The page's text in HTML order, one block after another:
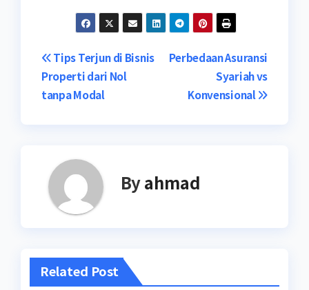
Navigasi
pos
Perbedaan Asuransi
Syariah vs
Konvensional
Tips Terjun di Bisnis
Properti dari Nol
tanpa Modal
Byahmad
Related Post